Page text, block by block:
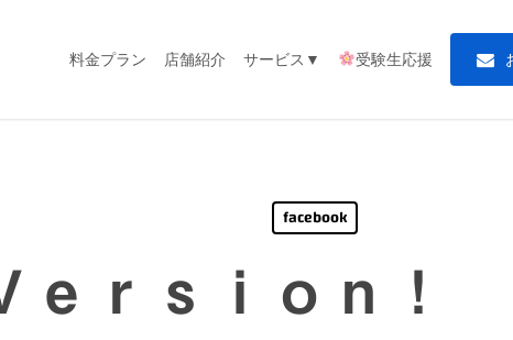
料金プラン 店舗紹介 サービス▼ 受験生応援
facebook
ｅｒｓｉｏｎ